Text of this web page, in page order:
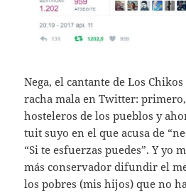
Nega, el cantante de Los
racha mala en Twitter:
hosteleros de los pueblos y
tuit suyo en el que acusa de
“Si te esfuerzas puedes”. Y yo
más conservador difundir el
los pobres (mis hijos) que no